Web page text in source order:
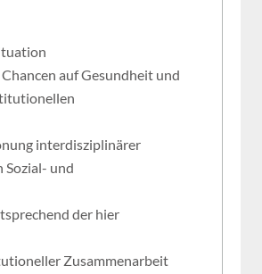
auf Gesundheit und
interdisziplinärer
Sozial- und
der hier
Zusammenarbeit